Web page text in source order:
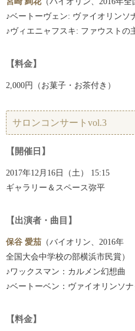
♪ベートーヴェン: ヴァイオリンソ
♪ヴィエニャフスキ: ファウスト
【料金】
2,000円（お菓子・お茶付き）
サロンコンサートvol.3
【開催日】
2017年12月16日（土） 15:15
ギャラリー＆スペース弥平
【出演者・曲目】
保谷 愛茄 （バイオリン、2016年
全国大会中学校の部横浜市民賞）
♪ワックスマン：カルメン幻想曲
♪ベートーベン：ヴァイオリンソ
【料金】